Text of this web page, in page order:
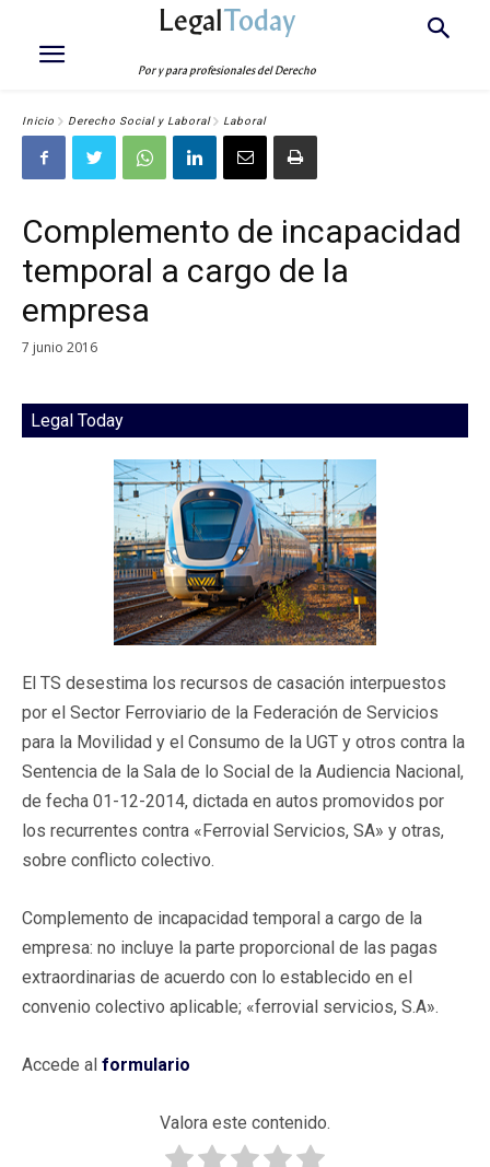
LegalToday
Por y para profesionales del Derecho
Inicio Derecho Social y Laboral Laboral
Complemento de incapacidad
temporal a cargo de la
empresa
7 junio 2016
Legal Today
El TS desestima los recursos de casación interpuestos
por el Sector Ferroviario de la Federación de Servicios
para la Movilidad y el Consumo de la UGT y otros contra la
Sentencia de la Sala de lo Social de la Audiencia Nacional,
de fecha 01-12-2014, dictada en autos promovidos por
los recurrentes contra «Ferrovial Servicios, SA» y otras,
sobre conflicto colectivo.
Complemento de incapacidad temporal a cargo de la
empresa: no incluye la parte proporcional de las pagas
extraordinarias de acuerdo con lo establecido en el
convenio colectivo aplicable; «ferrovial servicios, S.A».
Accede al formulario
Valora este contenido.